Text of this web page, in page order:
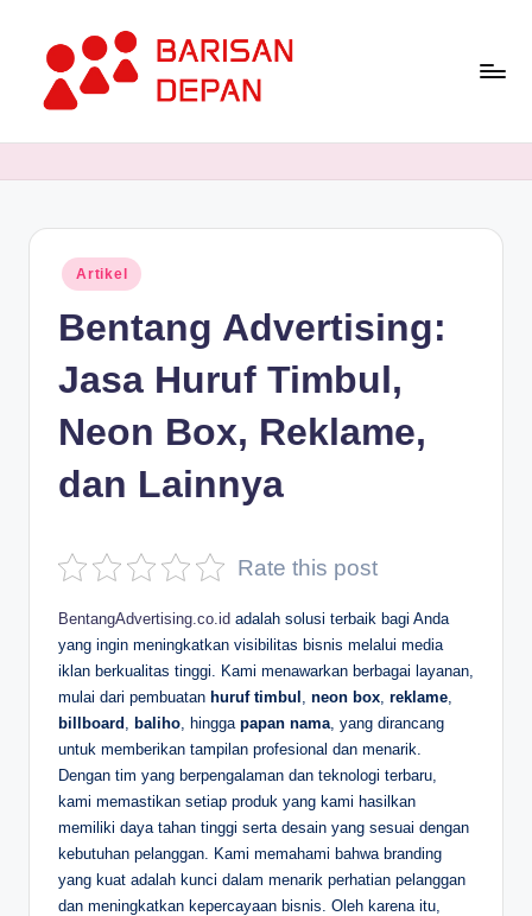
content
D
Terupdate
Posted
in
Artikel
Bentang Advertising:
Jasa Huruf Timbul,
Neon Box, Reklame,
dan Lainnya
Rate this post
BentangAdvertising.co.id adalah solusi terbaik bagi Anda
yang ingin meningkatkan visibilitas bisnis melalui media
iklan berkualitas tinggi. Kami menawarkan berbagai layanan,
mulai dari pembuatan huruf timbul neon box reklame
billboard
baliho , hingga papan nama , yang dirancang
untuk memberikan tampilan profesional dan menarik.
Dengan tim yang berpengalaman dan teknologi terbaru,
kami memastikan setiap produk yang kami hasilkan
memiliki daya tahan tinggi serta desain yang sesuai dengan
kebutuhan pelanggan. Kami memahami bahwa branding
yang kuat adalah kunci dalam menarik perhatian pelanggan
dan meningkatkan kepercayaan bisnis. Oleh karena itu,